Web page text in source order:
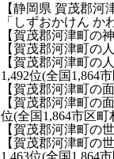
【静岡県 賀茂郡河
「しずおかけん か
【賀茂郡河津町の
【賀茂郡河津町の
【賀茂郡河津町の
1,492位(全国1,864
【賀茂郡河津町の
【賀茂郡河津町の
位(全国1,864市区町
【賀茂郡河津町の
【賀茂郡河津町の
1,463位(全国1,864